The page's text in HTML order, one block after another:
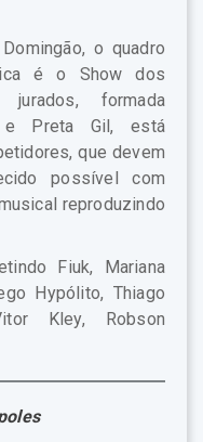
o quadro
é o Show dos
formada
e Preta Gil, está
que devem
possível com
reproduzindo
Fiuk, Mariana
Hypólito, Thiago
Kley, Robson